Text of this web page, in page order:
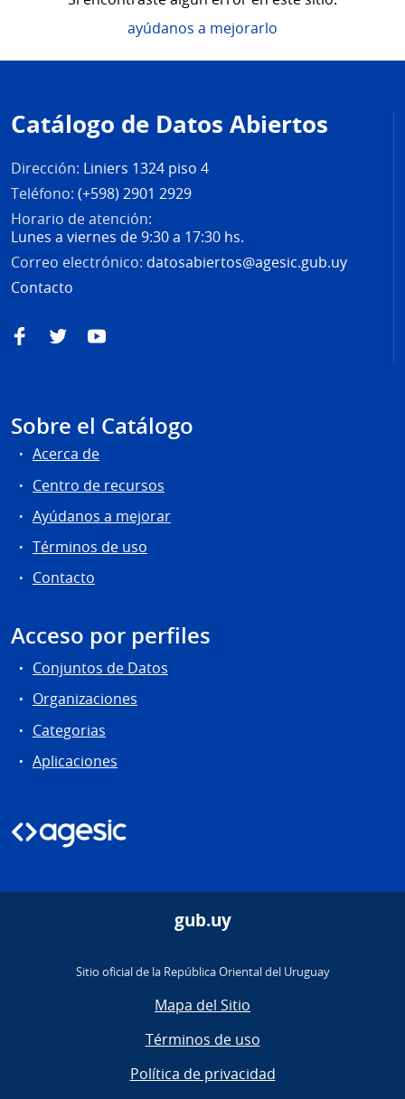
ayúdanos a mejorarlo
de
página
Catálogo de Datos Abiertos
Dirección: Liniers 1324 piso 4
Teléfono: (+598) 2901 2929
Horario de atención:
Lunes a viernes de 9:30 a 17:30 hs.
Correo electrónico: datosabiertos@agesic.gub.uy
Contacto
FacebookTwitterYouTube
Sobre el Catálogo
Acerca de
Centro de recursos
Ayúdanos a mejorar
Términos de uso
Contacto
Acceso por perfiles
Conjuntos de Datos
Organizaciones
Categorias
Aplicaciones
gub.uy
Sitio oficial de la República Oriental del Uruguay
Mapa del Sitio
Términos de uso
Política de privacidad